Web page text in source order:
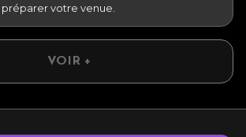
votre venue.
VOIR +